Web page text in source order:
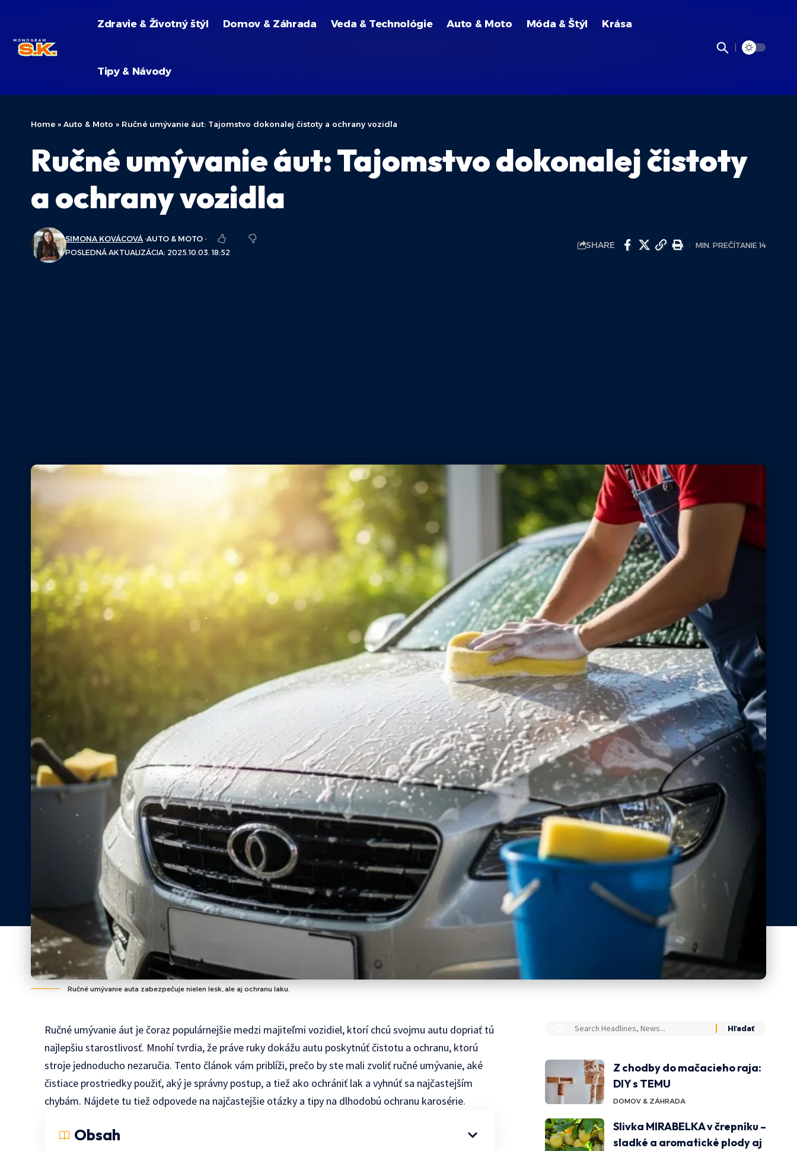
Zdravie & Životný štýl Domov & Záhrada Veda & Technológie Auto & Moto Móda & Štýl Krása
Tipy & Návody
Home » Auto & Moto » Ručné umývanie áut: Tajomstvo dokonalej čistoty a ochrany vozidla
Ručné umývanie áut: Tajomstvo dokonalej čistoty
a ochrany vozidla
POSLEDNÁ AKTUALIZÁCIA: 2025.10.03. 18:52
SIMONA KOVÁCOVÁ AUTO & MOTO
SHARE MIN. PREČÍTANIE 14
Ručné umývanie auta zabezpečuje nielen lesk, ale aj ochranu laku.
Ručné umývanie áut je čoraz populárnejšie medzi majiteľmi vozidiel, ktorí chcú svojmu autu dopriať tú
najlepšiu starostlivosť. Mnohí tvrdia, že práve ruky dokážu autu poskytnúť čistotu a ochranu, ktorú
stroje jednoducho nezaručia. Tento článok vám priblíži, prečo by ste mali zvoliť ručné umývanie, aké
čistiace prostriedky použiť, aký je správny postup, a tiež ako ochrániť lak a vyhnúť sa najčastejším
chybám. Nájdete tu tiež odpovede na najčastejšie otázky a tipy na dlhodobú ochranu karosérie.
Obsah
Z chodby do mačacieho raja:
DIY s TEMU
DOMOV & ZÁHRADA
Slivka MIRABELKA v črepníku –
sladké a aromatické plody aj